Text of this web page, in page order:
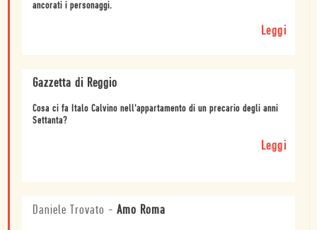
ancorati i personaggi.
Leggi
Gazzetta di Reggio
Cosa ci fa Italo Calvino nell'appartamento di un precario degli anni
Settanta?
Leggi
Daniele Trovato - Amo Roma